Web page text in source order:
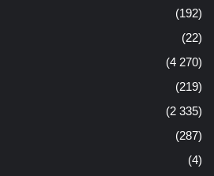
(192)
(22)
(4 270)
(219)
(2 335)
(287)
(4)